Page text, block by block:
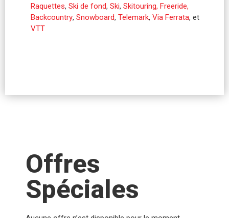
Raquettes, Ski de fond, Ski, Skitouring, Freeride,
Backcountry, Snowboard, Telemark, Via Ferrata, et
VTT
Offres
Spéciales